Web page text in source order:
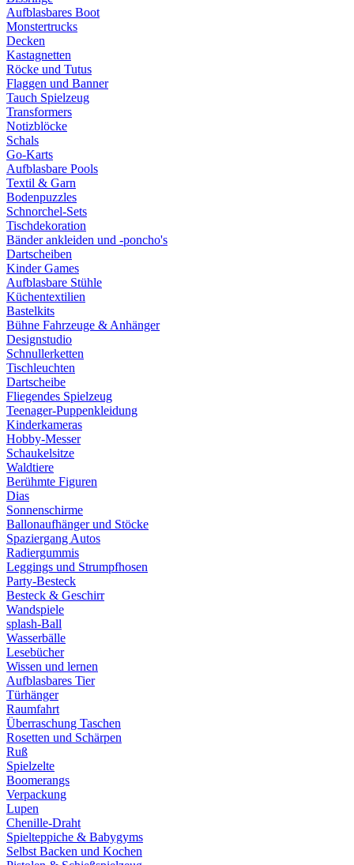
Aufblasbares Boot
Monstertrucks
Decken
Kastagnetten
Röcke und Tutus
Flaggen und Banner
Tauch Spielzeug
Transformers
Notizblöcke
Schals
Go-Karts
Aufblasbare Pools
Textil & Garn
Bodenpuzzles
Schnorchel-Sets
Tischdekoration
Bänder ankleiden und -poncho's
Dartscheiben
Kinder Games
Aufblasbare Stühle
Küchentextilien
Bastelkits
Bühne Fahrzeuge & Anhänger
Designstudio
Schnullerketten
Tischleuchten
Dartscheibe
Fliegendes Spielzeug
Teenager-Puppenkleidung
Kinderkameras
Hobby-Messer
Schaukelsitze
Waldtiere
Berühmte Figuren
Dias
Sonnenschirme
Ballonaufhänger und Stöcke
Spaziergang Autos
Radiergummis
Leggings und Strumpfhosen
Party-Besteck
Besteck & Geschirr
Wandspiele
splash-Ball
Wasserbälle
Lesebücher
Wissen und lernen
Aufblasbares Tier
Türhänger
Raumfahrt
Überraschung Taschen
Rosetten und Schärpen
Ruß
Spielzelte
Boomerangs
Verpackung
Lupen
Chenille-Draht
Spielteppiche & Babygyms
Selbst Backen und Kochen